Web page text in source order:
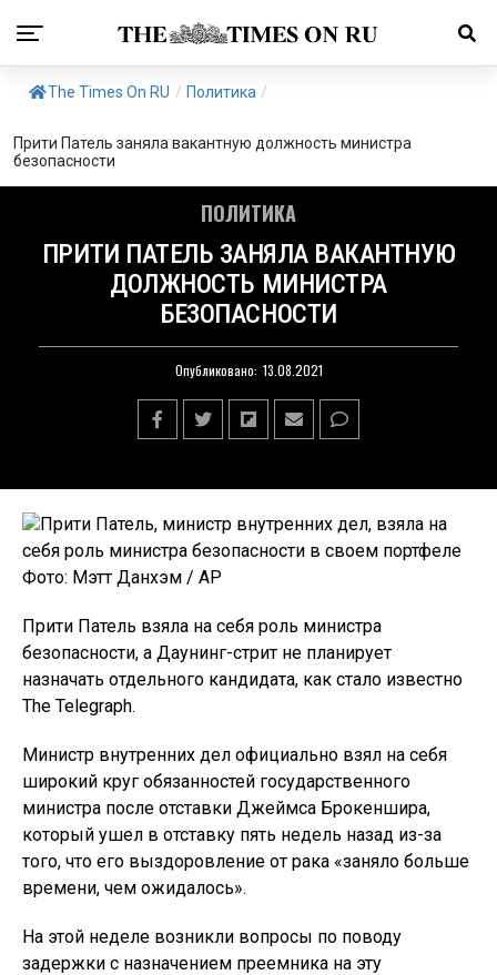
The Times On RU / Политика /
Прити Патель заняла вакантную должность министра
безопасности
ПОЛИТИКА
ПРИТИ ПАТЕЛЬ ЗАНЯЛА ВАКАНТНУЮ
ДОЛЖНОСТЬ МИНИСТРА
БЕЗОПАСНОСТИ
Опубликовано: 13.08.2021
Прити Патель, министр внутренних дел, взяла на
себя роль министра безопасности в своем портфеле
Фото: Мэтт Данхэм / AP
Прити Патель взяла на себя роль министра
безопасности, а Даунинг-стрит не планирует
назначать отдельного кандидата, как стало известно
The Telegraph.
Министр внутренних дел официально взял на себя
широкий круг обязанностей государственного
министра после отставки Джеймса Брокеншира,
который ушел в отставку пять недель назад из-за
того, что его выздоровление от рака «заняло больше
времени, чем ожидалось».
На этой неделе возникли вопросы по поводу
задержки с назначением преемника на эту